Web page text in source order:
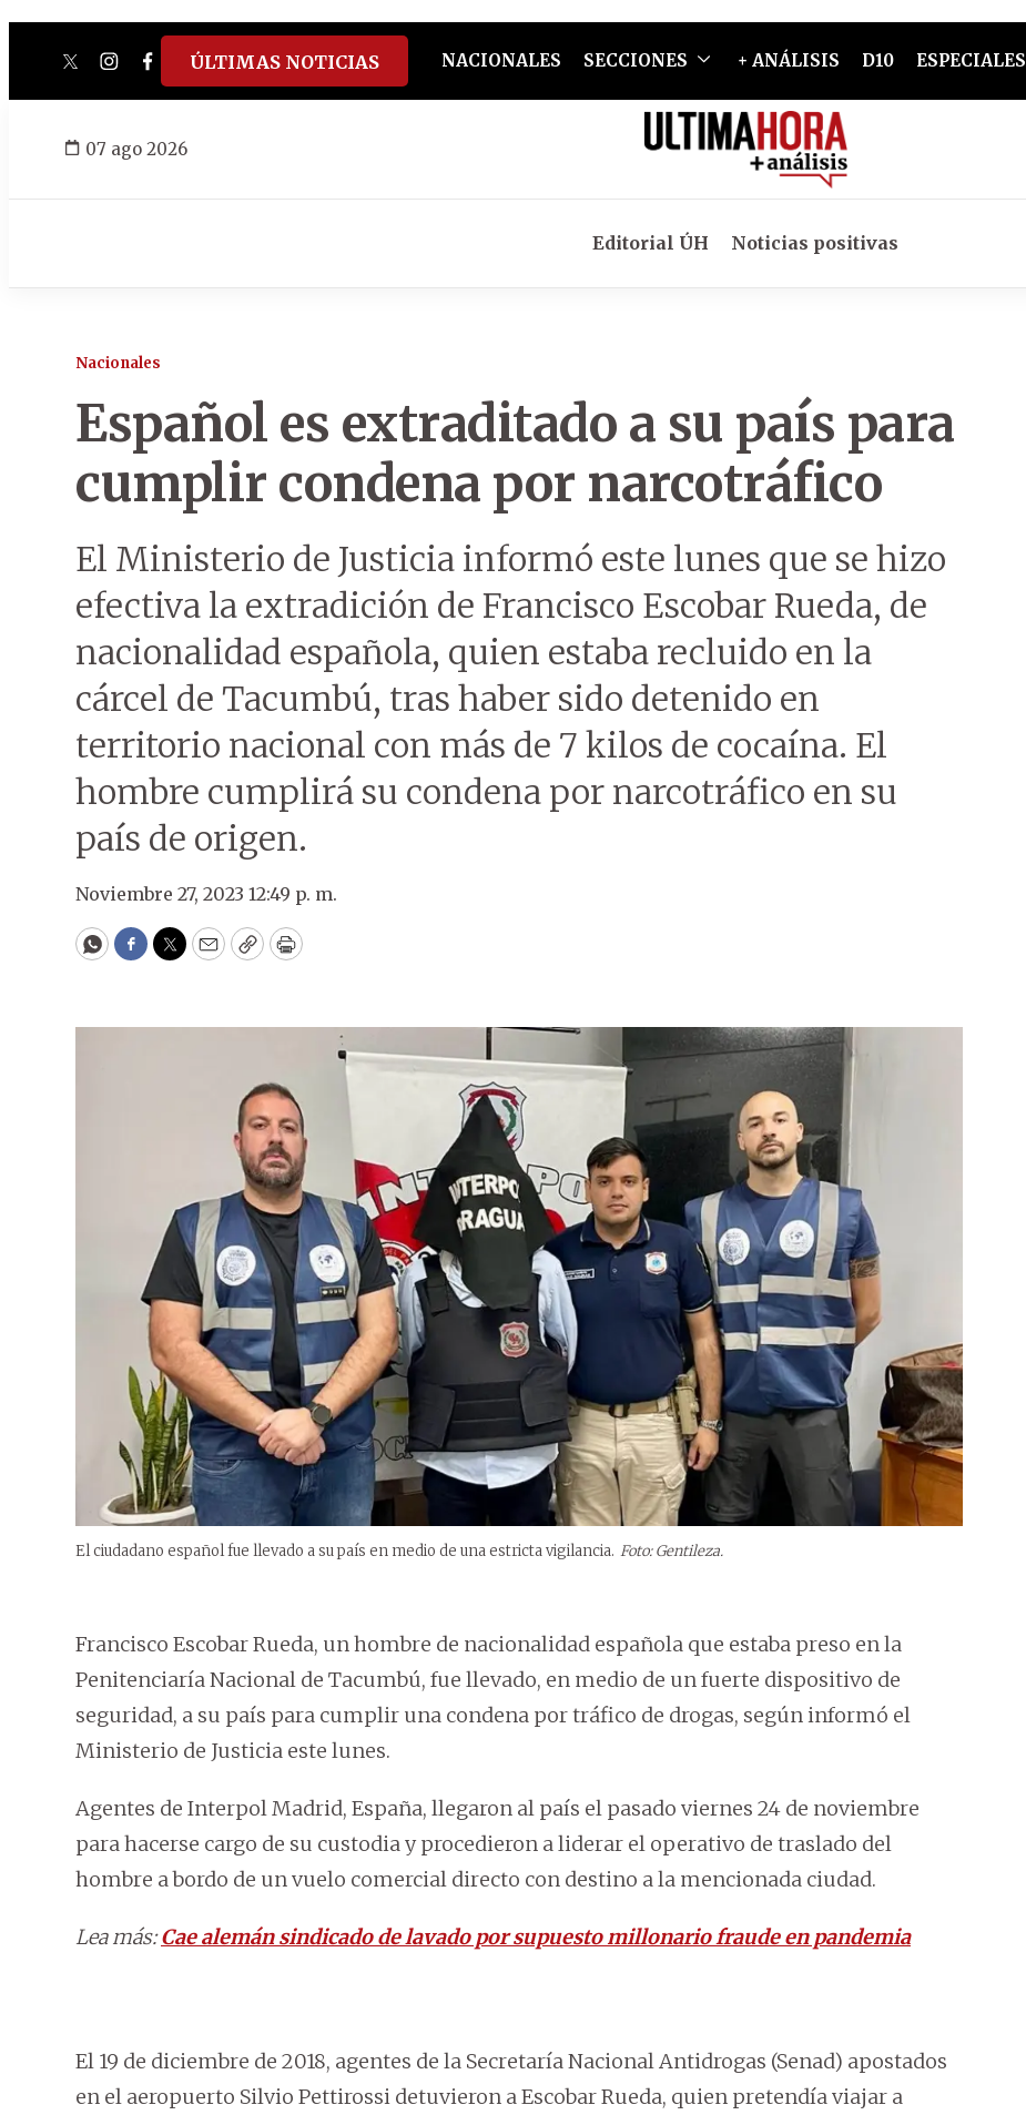
twitterinstagram
facebook
tiktokyoutube
spotify
ÚLTIMAS NOTICIAS NACIONALES SECCIONES + ANÁLISIS D10 ESPECIALES
07 ago 2026
Editorial ÚH Noticias positivas
Nacionales
Español es extraditado a su país para
cumplir condena por narcotráfico
El Ministerio de Justicia informó este lunes que se hizo
efectiva la extradición de Francisco Escobar Rueda, de
nacionalidad española, quien estaba recluido en la
cárcel de Tacumbú, tras haber sido detenido en
territorio nacional con más de 7 kilos de cocaína. El
hombre cumplirá su condena por narcotráfico en su
país de origen.
Noviembre 27, 2023 12:49 p. m.
WhatsApp
Facebook
Twitter
EmailCopyPrint
El ciudadano español fue llevado a su país en medio de una estricta vigilancia. Foto: Gentileza.
Francisco Escobar Rueda, un hombre de nacionalidad española que estaba preso en la
Penitenciaría Nacional de Tacumbú, fue llevado, en medio de un fuerte dispositivo de
seguridad, a su país para cumplir una condena por tráfico de drogas, según informó el
Ministerio de Justicia este lunes.
Agentes de Interpol Madrid, España, llegaron al país el pasado viernes 24 de noviembre
para hacerse cargo de su custodia y procedieron a liderar el operativo de traslado del
hombre a bordo de un vuelo comercial directo con destino a la mencionada ciudad.
Lea más:Cae alemán sindicado de lavado por supuesto millonario fraude en pandemia
El 19 de diciembre de 2018, agentes de la Secretaría Nacional Antidrogas (Senad) apostados
en el aeropuerto Silvio Pettirossi detuvieron a Escobar Rueda, quien pretendía viajar a